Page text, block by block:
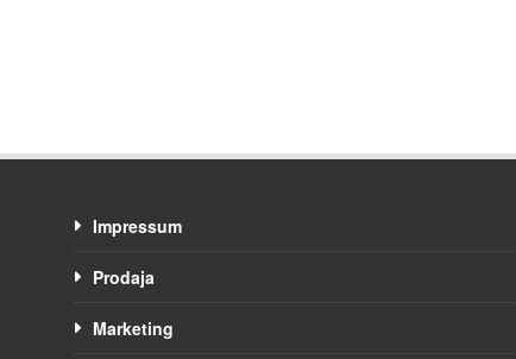
Impressum
Prodaja
Marketing